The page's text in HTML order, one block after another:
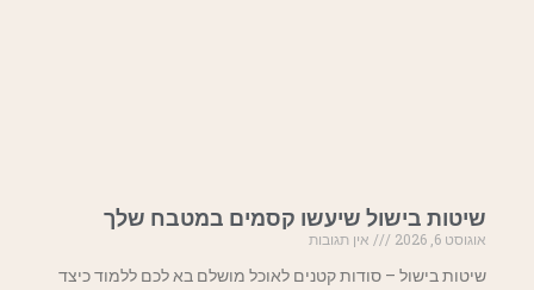
שיטות בישול שיעשו קסמים במטבח שלך
אוגוסט 6, 2026
אין תגובות
שיטות בישול – סודות קטנים לאוכל מושלם בא לכם ללמוד כיצד